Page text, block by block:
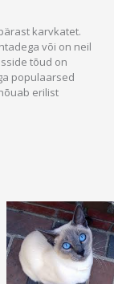
karvkatet.
või on neil
tõud on
populaarsed
erilist